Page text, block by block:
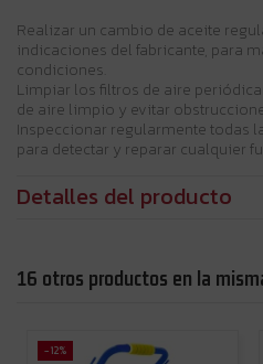
Realizar un cambio de aceite
indicaciones del fabricante, para
condiciones.
Limpiar los filtros de aire
de aire limpio y evitar
Inspeccionar regularmente todas
para detectar y reparar cualquier
Detalles del producto
16 otros productos en la
-12%